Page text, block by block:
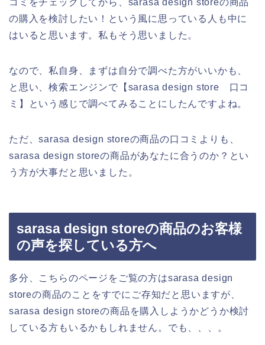
の購入を検討したい！という風に思っている人も中に
はいると思います。私もそう思いました。
なので、私自身、まずは自分で調べた方がいいかも、
と思い、検索エンジンで【sarasa design store 口コ
ミ】という感じで調べてみることにしたんですよね。
ただ、sarasa design storeの商品の口コミよりも、
sarasa design storeの商品があなたに合うのか？とい
う方が大事だと思いました。
sarasa design storeの商品のお客様
の声を探している方へ
多分、こちらのページをご覧の方はsarasa design
storeの商品のことをすでにご存知だと思いますが、
sarasa design storeの商品を購入しようかどうか検討
している方もいるかもしれません。でも、、、。